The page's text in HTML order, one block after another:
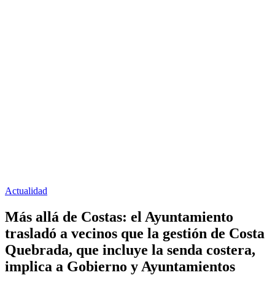
Actualidad
Más allá de Costas: el Ayuntamiento
trasladó a vecinos que la gestión de Costa
Quebrada, que incluye la senda costera,
implica a Gobierno y Ayuntamientos